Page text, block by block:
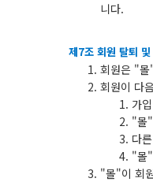
니다.
제7조 회원 탈퇴
회원은 "몰
회원이 다
가
"몰
다
"몰
"몰"이 회